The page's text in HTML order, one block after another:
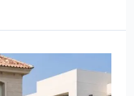
تاكسي
بسهولة
بالكويت